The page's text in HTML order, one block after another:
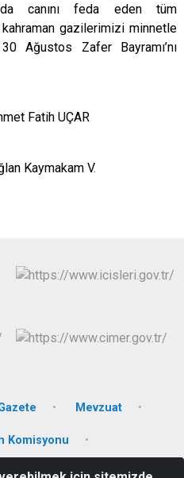
canını feda eden tüm
gazilerimizi minnetle
Ağustos Zafer Bayramı’nı
UÇAR
V.
Mevzuat
Komisyonu